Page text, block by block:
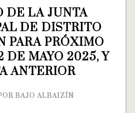
DE LA JUNTA
DE DISTRITO
PARA PRÓXIMO
DE MAYO 2025, Y
ANTERIOR
BAJO ALBAIZÍN